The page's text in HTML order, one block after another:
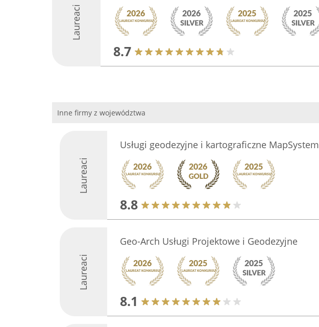
Laureaci
8.7
Inne firmy z województwa
Laureaci
Usługi geodezyjne i kartograficzne MapSystem
8.8
Laureaci
Geo-Arch Usługi Projektowe i Geodezyjne
8.1